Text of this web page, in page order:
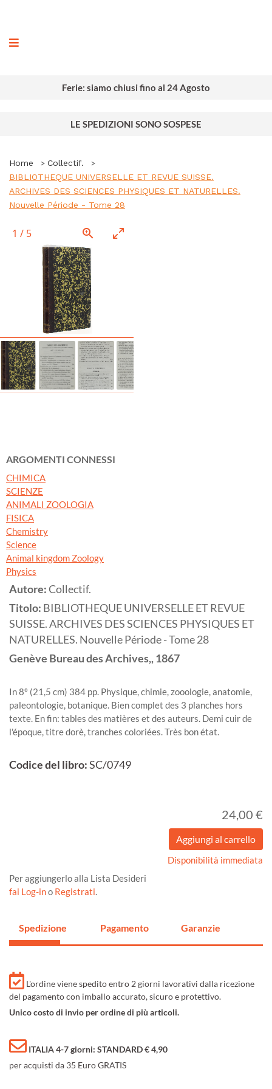
Ferie: siamo chiusi fino al 24 Agosto
LE SPEDIZIONI SONO SOSPESE
Home
Collectif.
BIBLIOTHEQUE UNIVERSELLE ET REVUE SUISSE.
ARCHIVES DES SCIENCES PHYSIQUES ET NATURELLES.
Nouvelle Période - Tome 28
1 / 5
ARGOMENTI CONNESSI
CHIMICA
SCIENZE
ANIMALI ZOOLOGIA
FISICA
Chemistry
Science
Animal kingdom Zoology
Physics
Autore:Collectif.
Titolo: BIBLIOTHEQUE UNIVERSELLE ET REVUE
SUISSE. ARCHIVES DES SCIENCES PHYSIQUES ET
NATURELLES. Nouvelle Période - Tome 28
Genève Bureau des Archives,,1867
In 8º (21,5 cm) 384 pp. Physique, chimie, zooologie, anatomie,
paleontologie, botanique. Bien complet des 3 planches hors
texte. En fin: tables des matières et des auteurs. Demi cuir de
l'époque, titre dorè, tranches coloriées. Très bon état.
Codice del libro:SC/0749
24,00 €
Disponibilità immediata
Per aggiungerlo alla Lista Desideri
fai Log-ino Registrati.
Spedizione Pagamento Garanzie
L'ordine viene spedito entro 2 giorni lavorativi dalla ricezione
del pagamento con imballo accurato, sicuro e protettivo.
Unico costo di invio per ordine di più articoli.
ITALIA 4-7 giorni: STANDARD € 4,90
per acquisti da 35 Euro GRATIS